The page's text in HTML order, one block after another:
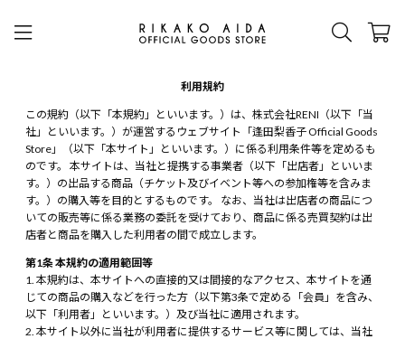
利用規約
この規約（以下「本規約」といいます。）は、株式会社RENI（以下「当
社」といいます。）が運営するウェブサイト「逢田梨香子 Official Goods
Store」（以下「本サイト」といいます。）に係る利用条件等を定めるも
のです。 本サイトは、当社と提携する事業者（以下「出店者」といいま
す。）の出品する商品（チケット及びイベント等への参加権等を含みま
す。）の購入等を目的とするものです。 なお、当社は出店者の商品につ
いての販売等に係る業務の委託を受けており、商品に係る売買契約は出
店者と商品を購入した利用者の間で成立します。
第1条 本規約の適用範囲等
本規約は、本サイトへの直接的又は間接的なアクセス、本サイトを通
じての商品の購入などを行った方（以下第3条で定める「会員」を含み、
以下「利用者」といいます。）及び当社に適用されます。
本サイト以外に当社が利用者に提供するサービス等に関しては、当社